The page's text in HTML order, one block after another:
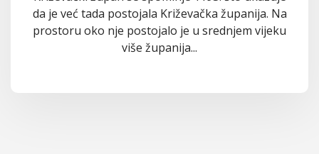
da je već tada postojala Križevačka županija. Na
prostoru oko nje postojalo je u srednjem vijeku
više županija...